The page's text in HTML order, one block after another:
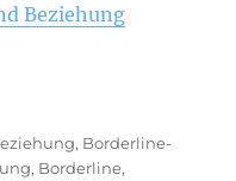
Beziehung
, Borderline-
, Borderline,